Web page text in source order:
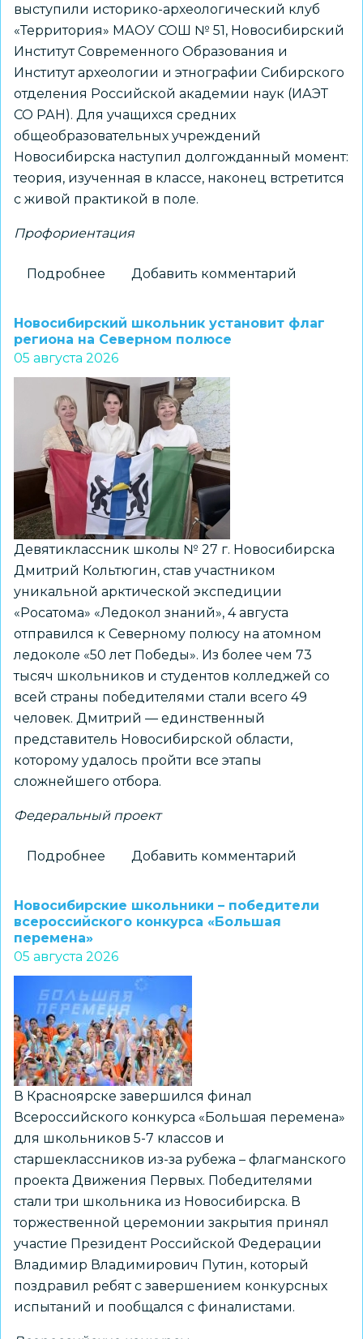
выступили историко-археологический клуб
«Территория» МАОУ СОШ № 51, Новосибирский
Институт Современного Образования и
Институт археологии и этнографии Сибирского
отделения Российской академии наук (ИАЭТ
СО РАН). Для учащихся средних
общеобразовательных учреждений
Новосибирска наступил долгожданный момент:
теория, изученная в классе, наконец встретится
с живой практикой в поле.
Профориентация
Подробнее
«Перекрёстках
эпох»:
как
школьники
Новосибирска
получили
возможность
прикоснуться
к
древней
истории
Добавить комментарий
Новосибирский школьник установит флаг
региона на Северном полюсе
05 августа 2026
Девятиклассник школы № 27 г. Новосибирска
Дмитрий Кольтюгин, став участником
уникальной арктической экспедиции
«Росатома» «Ледокол знаний», 4 августа
отправился к Северному полюсу на атомном
ледоколе «50 лет Победы». Из более чем 73
тысяч школьников и студентов колледжей со
всей страны победителями стали всего 49
человек. Дмитрий — единственный
представитель Новосибирской области,
которому удалось пройти все этапы
сложнейшего отбора.
Федеральный проект
Подробнее
установит
региона
Северном
полюсе
Добавить комментарий
Новосибирские школьники – победители
всероссийского конкурса «Большая
перемена»
05 августа 2026
В Красноярске завершился финал
Всероссийского конкурса «Большая перемена»
для школьников 5-7 классов и
старшеклассников из-за рубежа – флагманского
проекта Движения Первых. Победителями
стали три школьника из Новосибирска. В
торжественной церемонии закрытия принял
участие Президент Российской Федерации
Владимир Владимирович Путин, который
поздравил ребят с завершением конкурсных
испытаний и пообщался с финалистами.